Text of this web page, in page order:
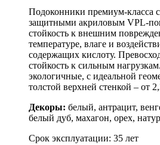
Подоконники премиум-класса
защитными акриловым VPL-
стойкость к внешним
температуре, влаге и
содержащих кислоту.
стойкость к сильным нагрузкам.
экологичные, с идеальной
толстой верхней стенкой – от
Декоры: белый, антрацит,
белый дуб, махагон, орех,
Срок эксплуатации: 35 лет